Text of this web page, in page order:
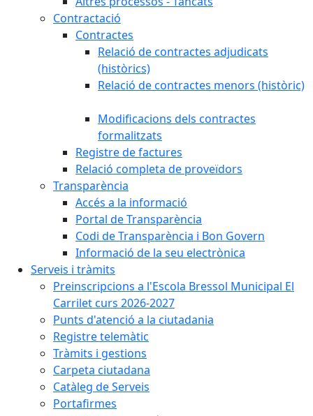
Contractació
Contractes
Relació de contractes adjudicats
(històrics)
Relació de contractes menors (històric)
Modificacions dels contractes
formalitzats
Registre de factures
Relació completa de proveïdors
Transparència
Accés a la informació
Portal de Transparència
Codi de Transparència i Bon Govern
Informació de la seu electrònica
Serveis i tràmits
Preinscripcions a l'Escola Bressol Municipal El
Carrilet curs 2026-2027
Punts d'atenció a la ciutadania
Registre telemàtic
Tràmits i gestions
Carpeta ciutadana
Catàleg de Serveis
Portafirmes